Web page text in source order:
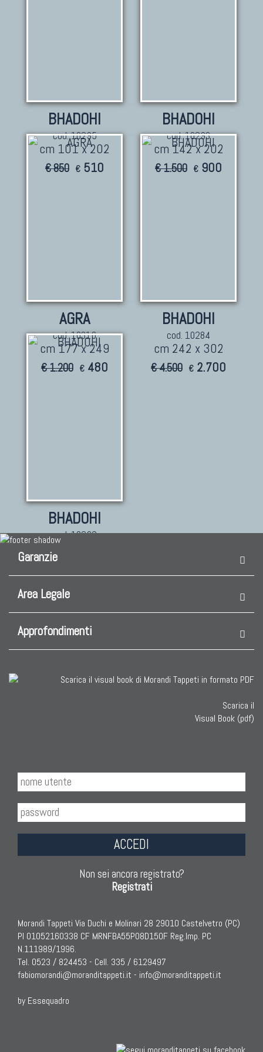
BHADOHI
cod. 10295
cm 101 x 202
€ 850 € 510
BHADOHI
cod. 10293
cm 142 x 202
€ 1.500 € 900
AGRA
cod. 10316
cm 177 x 249
€ 1.200 € 480
BHADOHI
cod. 10284
cm 242 x 302
€ 4.500 € 2.700
BHADOHI
cod. 10292
cm 156 x 203
Garanzie
Area Legale
Approfondimenti
Scarica il
Visual Book (pdf)
ACCEDI
Non sei ancora registrato?
Registrati
Morandi Tappeti Via Duchi e Molinari 28 29010 Castelvetro (PC)
PI 01052160338 CF MRNFBA55P08D150F Reg.Imp. PC
N.111989/1996.
Tel. 0523 / 824453 - Cell. 335 / 6129497
fabiomorandi@moranditappeti.it - info@moranditappeti.it
by Essequadro